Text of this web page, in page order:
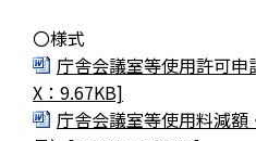
〇様式
庁舎会議室等使用許可
X：9.67KB]
庁舎会議室等使用料減